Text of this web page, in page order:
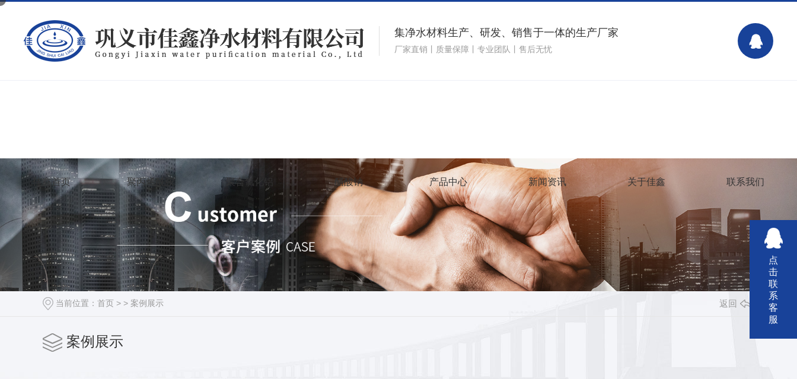
集净水材料生产、研发、销售于一体的生产厂家
厂家直销丨质量保障丨专业团队丨售后无忧
佳鑫首页 聚丙烯酰胺 聚合氯化铝 醋酸钠 产品中心 新闻资讯 关于佳鑫 联系我们
当前位置： 首页 > > 案例展示 返回
案例展示
点
击
联
系
客
服